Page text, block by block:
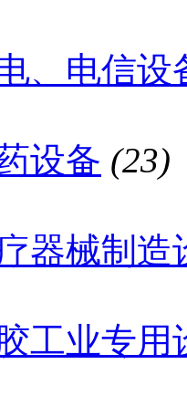
、电信设
设备 (23)
器械制造
工业专用